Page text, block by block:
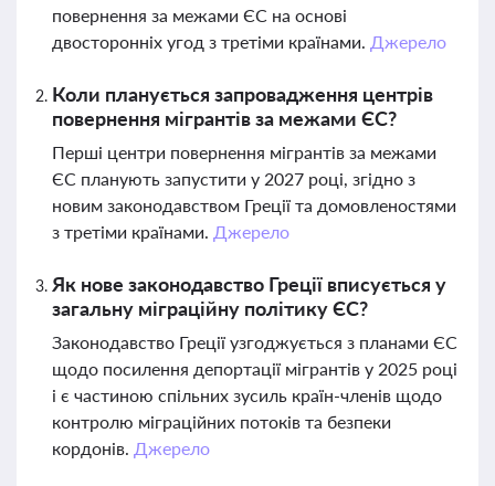
повернення за межами ЄС на основі
двосторонніх угод з третіми країнами. Джерело
Коли планується запровадження центрів
повернення мігрантів за межами ЄС?
Перші центри повернення мігрантів за межами
ЄС планують запустити у 2027 році, згідно з
новим законодавством Греції та домовленостями
з третіми країнами. Джерело
Як нове законодавство Греції вписується у
загальну міграційну політику ЄС?
Законодавство Греції узгоджується з планами ЄС
щодо посилення депортації мігрантів у 2025 році
і є частиною спільних зусиль країн-членів щодо
контролю міграційних потоків та безпеки
кордонів. Джерело